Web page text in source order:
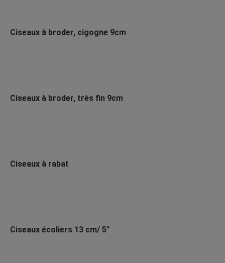
Ciseaux à broder, cigogne 9cm
Ciseaux à broder, très fin 9cm
Ciseaux à rabat
Ciseaux écoliers 13 cm/ 5"